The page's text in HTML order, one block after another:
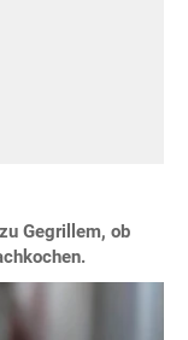
Gegrillem, ob